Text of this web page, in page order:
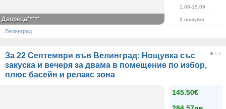
1.08-15.09
1 нощувка
Двореца*****
Велинград
За 22 Септември във Велинград: Нощувка със
закуска и вечеря за двама в помещение по избор,
плюс басейн и релакс зона
145.50€